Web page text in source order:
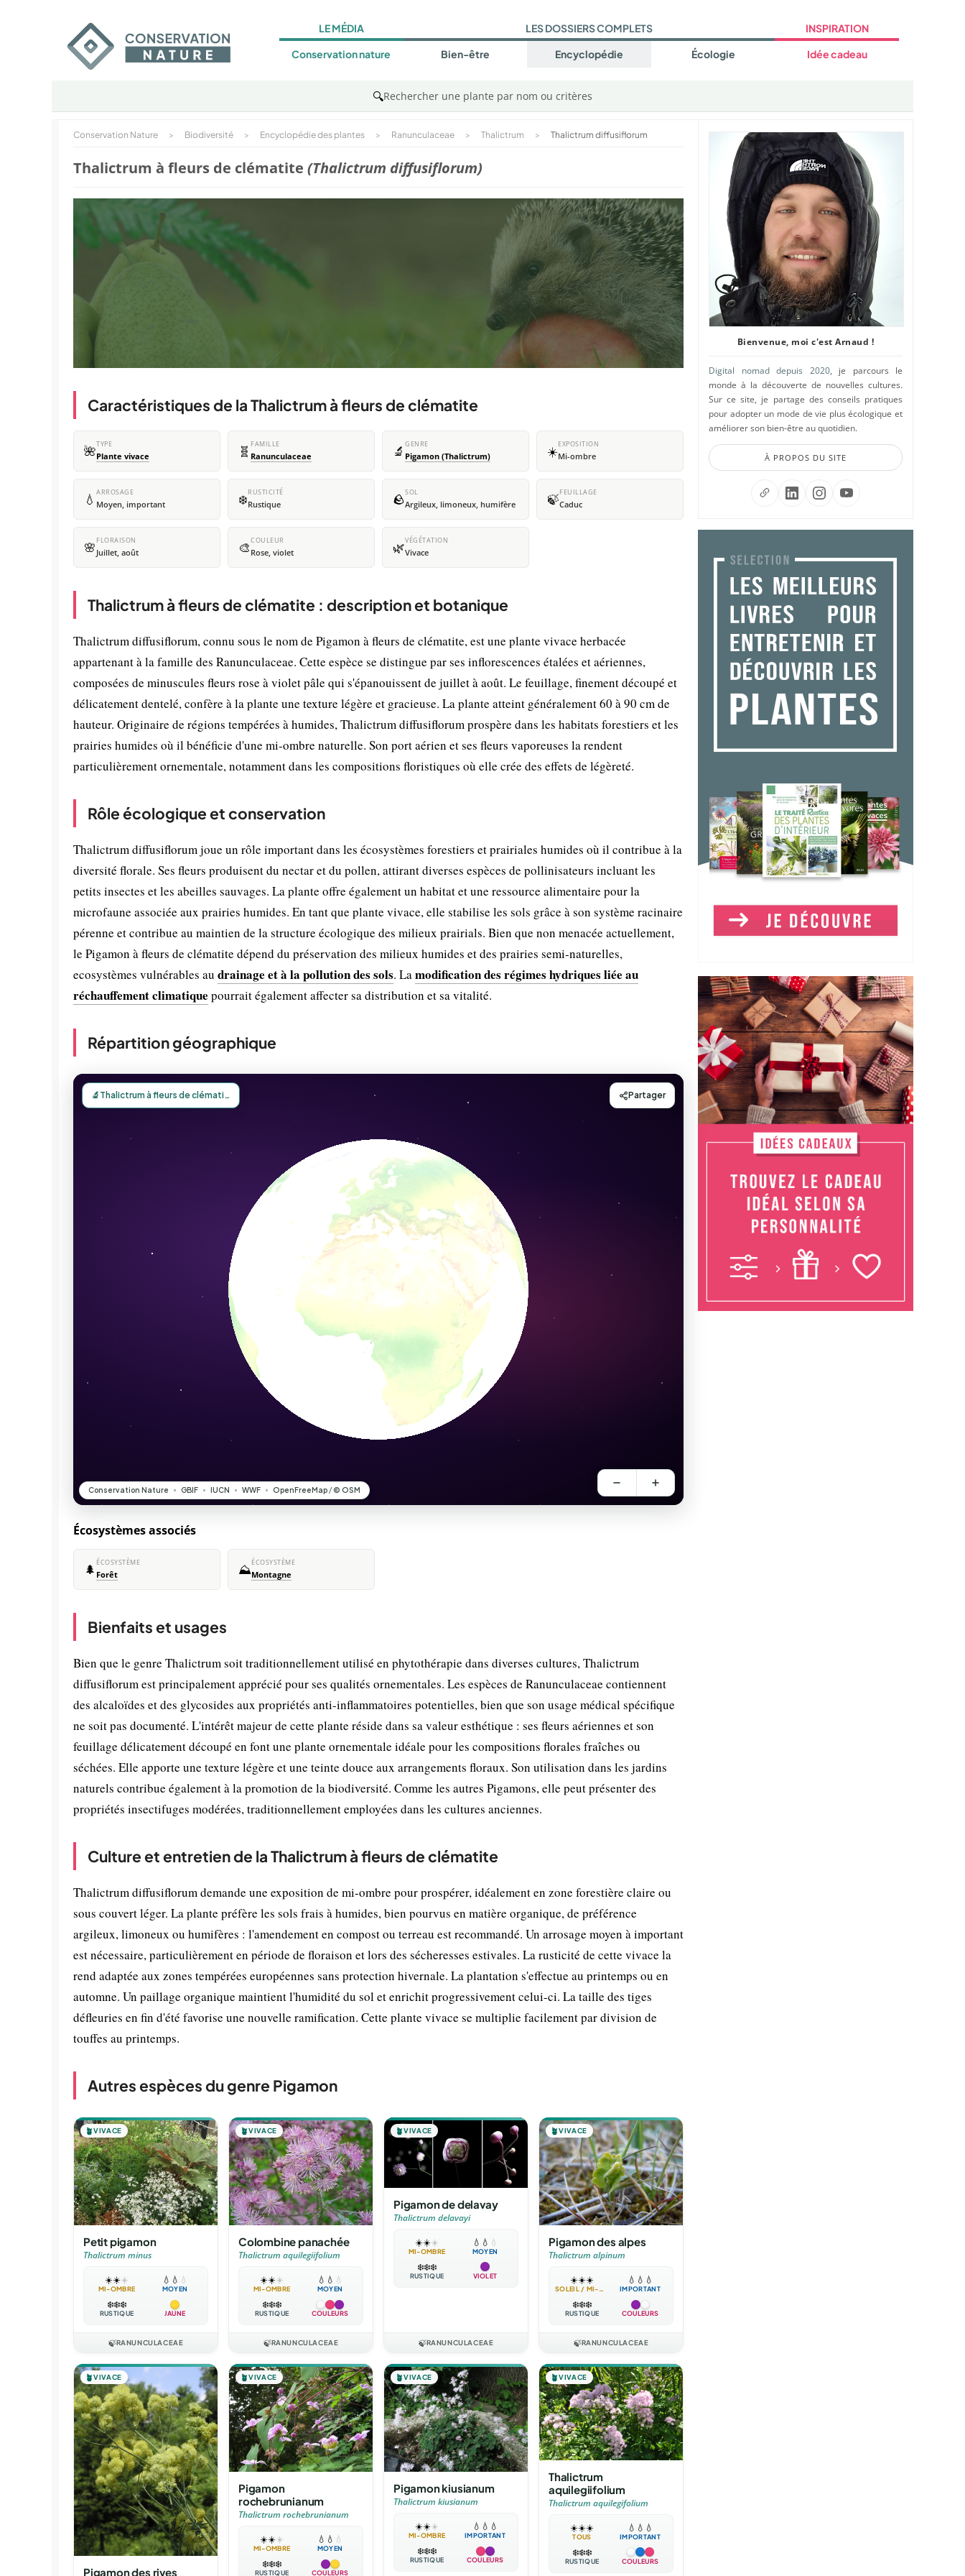
LE MÉDIA
Conservation nature
LES DOSSIERS COMPLETS
Bien-être Encyclopédie Écologie
INSPIRATION
Idée cadeau
🔍Rechercher une plante par nom ou critères
Conservation Nature > Biodiversité > Encyclopédie des plantes > Ranunculaceae > Thalictrum > Thalictrum diffusiflorum
Thalictrum à fleurs de clématite (Thalictrum diffusiflorum)
Caractéristiques de la Thalictrum à fleurs de clématite
🌺TYPE
Plante vivace 🧬 FAMILLE
Ranunculaceae 🔬 GENRE
Pigamon (Thalictrum) ☀️EXPOSITION
Mi-ombre
💧 ARROSAGE
Moyen, important ❄️RUSTICITÉ
Rustique 🪨SOL
Argileux, limoneux, humifère 🍃FEUILLAGE
Caduc
🌸 FLORAISON
Juillet, août 🎨COULEUR
Rose, violet 🌿VÉGÉTATION
Vivace
Thalictrum à fleurs de clématite : description et botanique
Thalictrum diffusiflorum, connu sous le nom de Pigamon à fleurs de clématite, est une plante vivace herbacée
appartenant à la famille des Ranunculaceae. Cette espèce se distingue par ses inflorescences étalées et aériennes,
composées de minuscules fleurs rose à violet pâle qui s'épanouissent de juillet à août. Le feuillage, finement découpé et
délicatement dentelé, confère à la plante une texture légère et gracieuse. La plante atteint généralement 60 à 90 cm de
hauteur. Originaire de régions tempérées à humides, Thalictrum diffusiflorum prospère dans les habitats forestiers et les
prairies humides où il bénéficie d'une mi-ombre naturelle. Son port aérien et ses fleurs vaporeuses la rendent
particulièrement ornementale, notamment dans les compositions floristiques où elle crée des effets de légèreté.
Rôle écologique et conservation
Thalictrum diffusiflorum joue un rôle important dans les écosystèmes forestiers et prairiales humides où il contribue à la
diversité florale. Ses fleurs produisent du nectar et du pollen, attirant diverses espèces de pollinisateurs incluant les
petits insectes et les abeilles sauvages. La plante offre également un habitat et une ressource alimentaire pour la
microfaune associée aux prairies humides. En tant que plante vivace, elle stabilise les sols grâce à son système racinaire
pérenne et contribue au maintien de la structure écologique des milieux prairials. Bien que non menacée actuellement,
le Pigamon à fleurs de clématite dépend du préservation des milieux humides et des prairies semi-naturelles,
ecosystèmes vulnérables au drainage et à la pollution des sols. Lamodification des régimes hydriques liée au
réchauffement climatique pourrait également affecter sa distribution et sa vitalité.
Répartition géographique
Écosystèmes associés
🌲 ÉCOSYSTÈME
Forêt ⛰️ÉCOSYSTÈME
Montagne
Bienfaits et usages
Bien que le genre Thalictrum soit traditionnellement utilisé en phytothérapie dans diverses cultures, Thalictrum
diffusiflorum est principalement apprécié pour ses qualités ornementales. Les espèces de Ranunculaceae contiennent
des alcaloïdes et des glycosides aux propriétés anti-inflammatoires potentielles, bien que son usage médical spécifique
ne soit pas documenté. L'intérêt majeur de cette plante réside dans sa valeur esthétique : ses fleurs aériennes et son
feuillage délicatement découpé en font une plante ornementale idéale pour les compositions florales fraîches ou
séchées. Elle apporte une texture légère et une teinte douce aux arrangements floraux. Son utilisation dans les jardins
naturels contribue également à la promotion de la biodiversité. Comme les autres Pigamons, elle peut présenter des
propriétés insectifuges modérées, traditionnellement employées dans les cultures anciennes.
Culture et entretien de la Thalictrum à fleurs de clématite
Thalictrum diffusiflorum demande une exposition de mi-ombre pour prospérer, idéalement en zone forestière claire ou
sous couvert léger. La plante préfère les sols frais à humides, bien pourvus en matière organique, de préférence
argileux, limoneux ou humifères : l'amendement en compost ou terreau est recommandé. Un arrosage moyen à important
est nécessaire, particulièrement en période de floraison et lors des sécheresses estivales. La rusticité de cette vivace la
rend adaptée aux zones tempérées européennes sans protection hivernale. La plantation s'effectue au printemps ou en
automne. Un paillage organique maintient l'humidité du sol et enrichit progressivement celui-ci. La taille des tiges
défleuries en fin d'été favorise une nouvelle ramification. Cette plante vivace se multiplie facilement par division de
touffes au printemps.
Autres espèces du genre Pigamon
🪴VIVACE
Petit pigamon
Thalictrum minus
☀️☀️☀️
MI-OMBRE
💧 💧 💧
MOYEN
❄️❄️❄️
RUSTIQUE JAUNE
🍃RANUNCULACEAE
🪴VIVACE
Colombine panachée
Thalictrum aquilegiifolium
☀️☀️☀️
MI-OMBRE
💧 💧 💧
MOYEN
❄️❄️❄️
RUSTIQUE COULEURS
🍃RANUNCULACEAE
🪴VIVACE
Pigamon de delavay
Thalictrum delavayi
☀️☀️☀️
MI-OMBRE
💧 💧 💧
MOYEN
❄️❄️❄️
RUSTIQUE VIOLET
🍃RANUNCULACEAE
🪴VIVACE
Pigamon des alpes
Thalictrum alpinum
☀️☀️☀️
SOLEIL / MI-OMBRE
💧 💧 💧
IMPORTANT
❄️❄️❄️
RUSTIQUE COULEURS
🍃RANUNCULACEAE
🪴VIVACE
Pigamon des rives
🪴VIVACE
Pigamon
rochebrunianum
Thalictrum rochebrunianum
☀️☀️☀️
MI-OMBRE
💧 💧 💧
MOYEN
❄️❄️❄️
RUSTIQUE COULEURS
🪴VIVACE
Pigamon kiusianum
Thalictrum kiusianum
☀️☀️☀️
MI-OMBRE
💧 💧 💧
IMPORTANT
❄️❄️❄️
RUSTIQUE COULEURS
🪴VIVACE
Thalictrum
aquilegiifolium
Thalictrum aquilegifolium
☀️☀️☀️
TOUS
💧 💧 💧
IMPORTANT
❄️❄️❄️
RUSTIQUE COULEURS
Bienvenue, moi c'est Arnaud !
Digital nomad depuis 2020, je parcours le
monde à la découverte de nouvelles cultures.
Sur ce site, je partage des conseils pratiques
pour adopter un mode de vie plus écologique et
améliorer son bien-être au quotidien.
À PROPOS DU SITE